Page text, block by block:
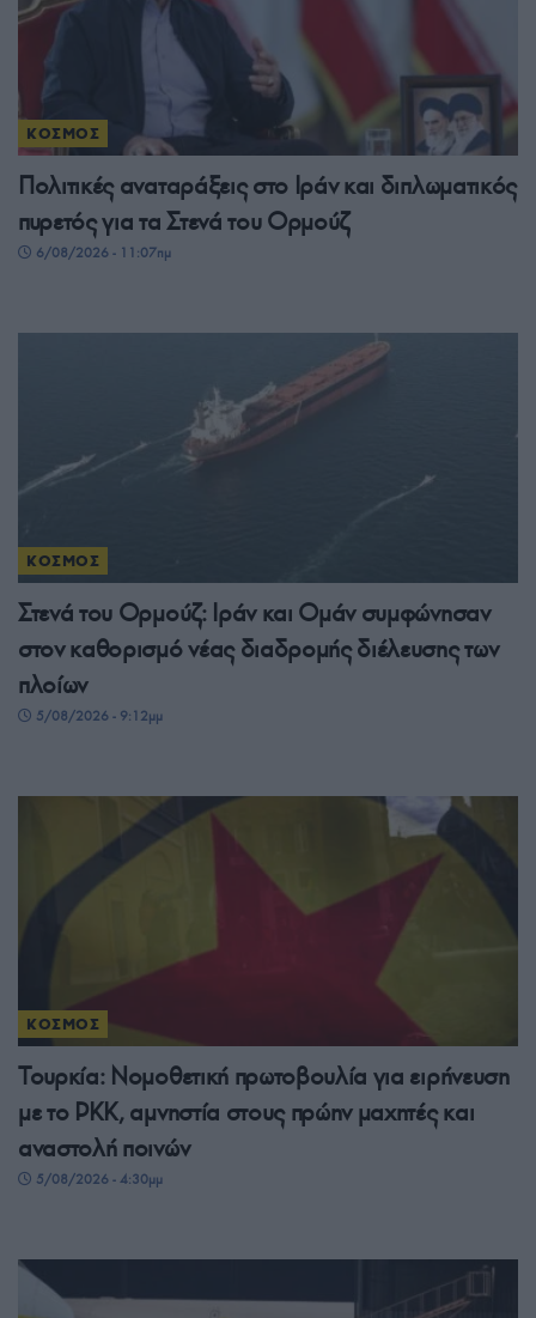
ΚΟΣΜΟΣ
Πολιτικές αναταράξεις στο Ιράν και διπλωματικός
πυρετός για τα Στενά του Ορμούζ
6/08/2026 - 11:07πμ
ΚΟΣΜΟΣ
Στενά του Ορμούζ: Ιράν και Ομάν συμφώνησαν
στον καθορισμό νέας διαδρομής διέλευσης των
πλοίων
5/08/2026 - 9:12μμ
ΚΟΣΜΟΣ
Τουρκία: Νομοθετική πρωτοβουλία για ειρήνευση
με το PKK, αμνηστία στους πρώην μαχητές και
αναστολή ποινών
5/08/2026 - 4:30μμ